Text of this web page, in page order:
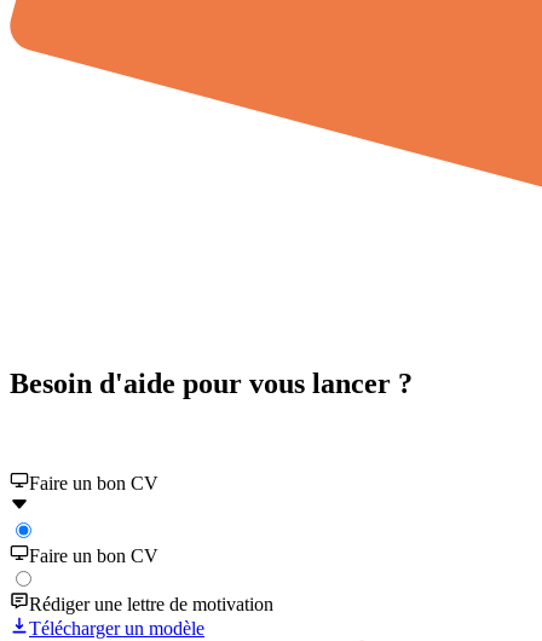
Besoin d'aide pour vous lancer ?
Faire un bon CV
Faire un bon CV
Rédiger une lettre de motivation
Télécharger un modèle